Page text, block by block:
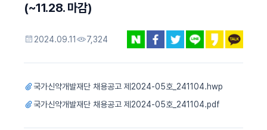
(~11.28. 마감)
2024.09.11 7,324
국가신약개발재단 채용공고 제2024-05호_241104.hwp
국가신약개발재단 채용공고 제2024-05호_241104.pdf